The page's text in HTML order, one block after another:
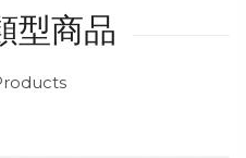
型商品